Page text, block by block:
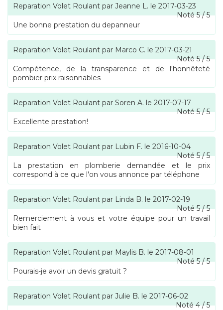
Reparation Volet Roulant par Jeanne L. le 2017-03-23
Noté5/5
Une bonne prestation du depanneur
Reparation Volet Roulant par Marco C. le 2017-03-21
Noté5/5
Compétence, de la transparence et de l'honnêteté
pombier prix raisonnables
Reparation Volet Roulant par Soren A. le 2017-07-17
Noté5/5
Excellente prestation!
Reparation Volet Roulant par Lubin F. le 2016-10-04
Noté5/5
La prestation en plomberie demandée et le prix
correspond à ce que l'on vous annonce par téléphone
Reparation Volet Roulant par Linda B. le 2017-02-19
Noté5/5
Remerciement à vous et votre équipe pour un travail
bien fait
Reparation Volet Roulant par Maylis B. le 2017-08-01
Noté5/5
Pourais-je avoir un devis gratuit ?
Reparation Volet Roulant par Julie B. le 2017-06-02
Noté4/5